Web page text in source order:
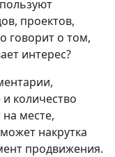
проектов,
говорит о том,
интерес?
количество
на месте,
накрутка
продвижения.